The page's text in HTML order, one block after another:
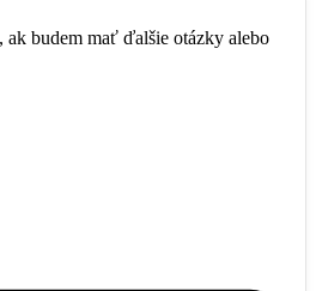
ak budem mať ďalšie otázky alebo